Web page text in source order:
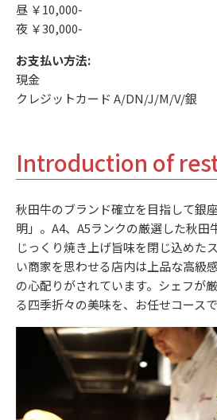
昼 ￥10,000-
夜 ￥30,000-
お支払い方法:
現金
クレジットカード A/DN/J/M/V/銀
Introduction of
秋田牛のブランド確立を目指して銀
明」。A4、A5ランクの厳選した秋田
じっくり焼き上げ旨味を閉じ込めた
い商家を思わせる店内は上品な高級
の心配りがされています。シェフが
る四季折々の美味を、お任せコースで